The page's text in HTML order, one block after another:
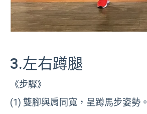
3.左右蹲腿
《步驟》
(1) 雙腳與肩同寬，呈蹲馬步姿勢。